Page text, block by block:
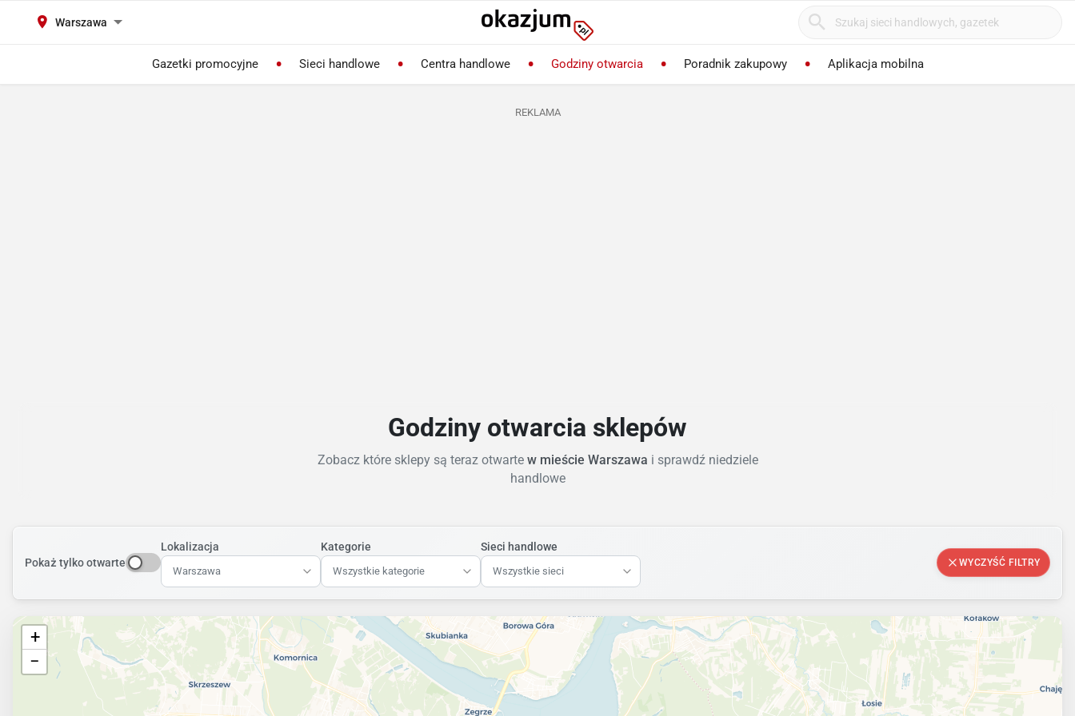
Warszawa
Gazetki promocyjne Sieci handlowe Centra handlowe Godziny otwarcia Poradnik zakupowy Aplikacja mobilna
REKLAMA
Godziny otwarcia sklepów
Zobacz które sklepy są teraz otwartew mieście Warszawa i sprawdź niedziele
handlowe
Pokaż tylko otwarte
Lokalizacja
Warszawa
Kategorie
Wszystkie kategorie
Sieci handlowe
Wszystkie sieci
WYCZYŚĆ FILTRY
+
−